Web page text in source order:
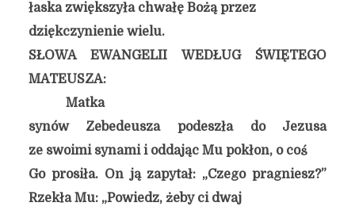
łaska zwiększyła chwałę Bożą przez
dziękczynienie wielu.
SŁOWA EWANGELII WEDŁUG ŚWIĘTEGO
MATEUSZA:
Matka
synów Zebedeusza podeszła do Jezusa
ze swoimi synami i oddając Mu pokłon, o coś
Go prosiła. On ją zapytał: „Czego pragniesz?”
Rzekła Mu: „Powiedz, żeby ci dwaj